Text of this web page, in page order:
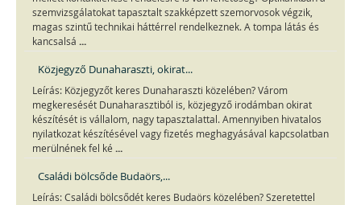
szemvizsgálatokat tapasztalt szakképzett szemorvosok végzik,
magas szintű technikai háttérrel rendelkeznek. A tompa látás és
kancsalsá ...
Közjegyző Dunaharaszti, okirat...
Leírás: Közjegyzőt keres Dunaharaszti közelében? Várom
megkeresését Dunaharasztiból is, közjegyző irodámban okirat
készítését is vállalom, nagy tapasztalattal. Amennyiben hivatalos
nyilatkozat készítésével vagy fizetés meghagyásával kapcsolatban
merülnének fel ké ...
Családi bölcsőde Budaörs,...
Leírás: Családi bölcsődét keres Budaörs közelében? Szeretettel